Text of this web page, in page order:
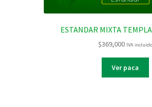
ESTANDAR MIXTA
$369,000 IVA incluido
Ver paca